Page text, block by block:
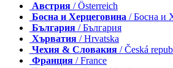
Австрия / Österreich
Босна и Херцеговина / Босна и
България / България
Хърватия / Hrvatska
Чехия & Словакия / Česká
Франция / France